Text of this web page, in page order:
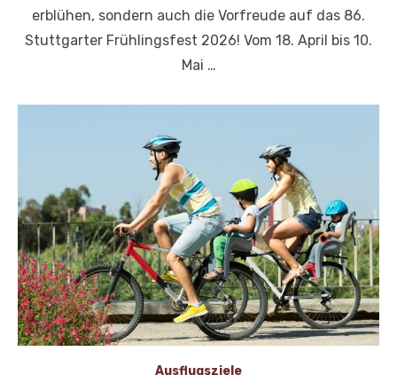
erblühen, sondern auch die Vorfreude auf das 86.
Stuttgarter Frühlingsfest 2026! Vom 18. April bis 10.
Mai …
Ausflugsziele